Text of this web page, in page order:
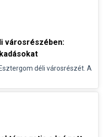
városrészében:
déli városrészét. A